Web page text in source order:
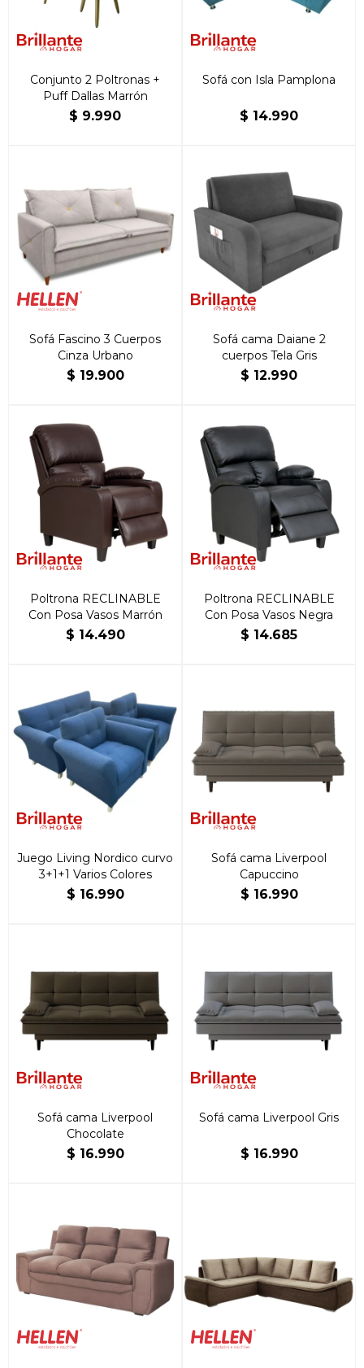
Conjunto 2 Poltronas +
Puff Dallas Marrón
$ 9.990
Sofá con Isla Pamplona
$ 14.990
Sofá Fascino 3 Cuerpos
Cinza Urbano
$ 19.900
Sofá cama Daiane 2
cuerpos Tela Gris
$ 12.990
Poltrona RECLINABLE
Con Posa Vasos Marrón
$ 14.490
Poltrona RECLINABLE
Con Posa Vasos Negra
$ 14.685
Juego Living Nordico curvo
3+1+1 Varios Colores
$ 16.990
Sofá cama Liverpool
Capuccino
$ 16.990
Sofá cama Liverpool
Chocolate
$ 16.990
Sofá cama Liverpool Gris
$ 16.990